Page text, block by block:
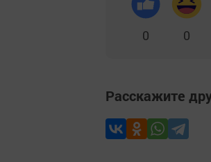
0 0
Расскажите